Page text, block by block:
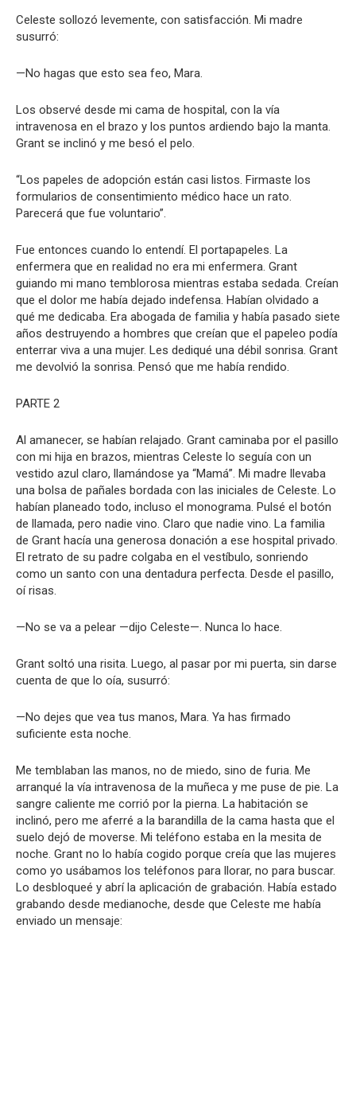
Celeste sollozó levemente, con satisfacción. Mi madre
susurró:
—No hagas que esto sea feo, Mara.
Los observé desde mi cama de hospital, con la vía
intravenosa en el brazo y los puntos ardiendo bajo la manta.
Grant se inclinó y me besó el pelo.
“Los papeles de adopción están casi listos. Firmaste los
formularios de consentimiento médico hace un rato.
Parecerá que fue voluntario”.
Fue entonces cuando lo entendí. El portapapeles. La
enfermera que en realidad no era mi enfermera. Grant
guiando mi mano temblorosa mientras estaba sedada. Creían
que el dolor me había dejado indefensa. Habían olvidado a
qué me dedicaba. Era abogada de familia y había pasado siete
años destruyendo a hombres que creían que el papeleo podía
enterrar viva a una mujer. Les dediqué una débil sonrisa. Grant
me devolvió la sonrisa. Pensó que me había rendido.
PARTE 2
Al amanecer, se habían relajado. Grant caminaba por el pasillo
con mi hija en brazos, mientras Celeste lo seguía con un
vestido azul claro, llamándose ya “Mamá”. Mi madre llevaba
una bolsa de pañales bordada con las iniciales de Celeste. Lo
habían planeado todo, incluso el monograma. Pulsé el botón
de llamada, pero nadie vino. Claro que nadie vino. La familia
de Grant hacía una generosa donación a ese hospital privado.
El retrato de su padre colgaba en el vestíbulo, sonriendo
como un santo con una dentadura perfecta. Desde el pasillo,
oí risas.
—No se va a pelear —dijo Celeste—. Nunca lo hace.
Grant soltó una risita. Luego, al pasar por mi puerta, sin darse
cuenta de que lo oía, susurró:
—No dejes que vea tus manos, Mara. Ya has firmado
suficiente esta noche.
Me temblaban las manos, no de miedo, sino de furia. Me
arranqué la vía intravenosa de la muñeca y me puse de pie. La
sangre caliente me corrió por la pierna. La habitación se
inclinó, pero me aferré a la barandilla de la cama hasta que el
suelo dejó de moverse. Mi teléfono estaba en la mesita de
noche. Grant no lo había cogido porque creía que las mujeres
como yo usábamos los teléfonos para llorar, no para buscar.
Lo desbloqueé y abrí la aplicación de grabación. Había estado
grabando desde medianoche, desde que Celeste me había
enviado un mensaje: